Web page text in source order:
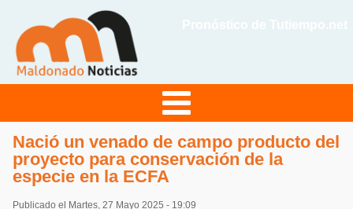
Nació un venado de campo producto del
proyecto para conservación de la
especie en la ECFA
Publicado el Martes, 27 Mayo 2025 - 19:09